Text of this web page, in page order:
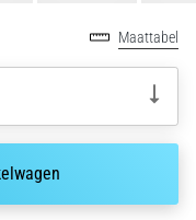
Maattabel